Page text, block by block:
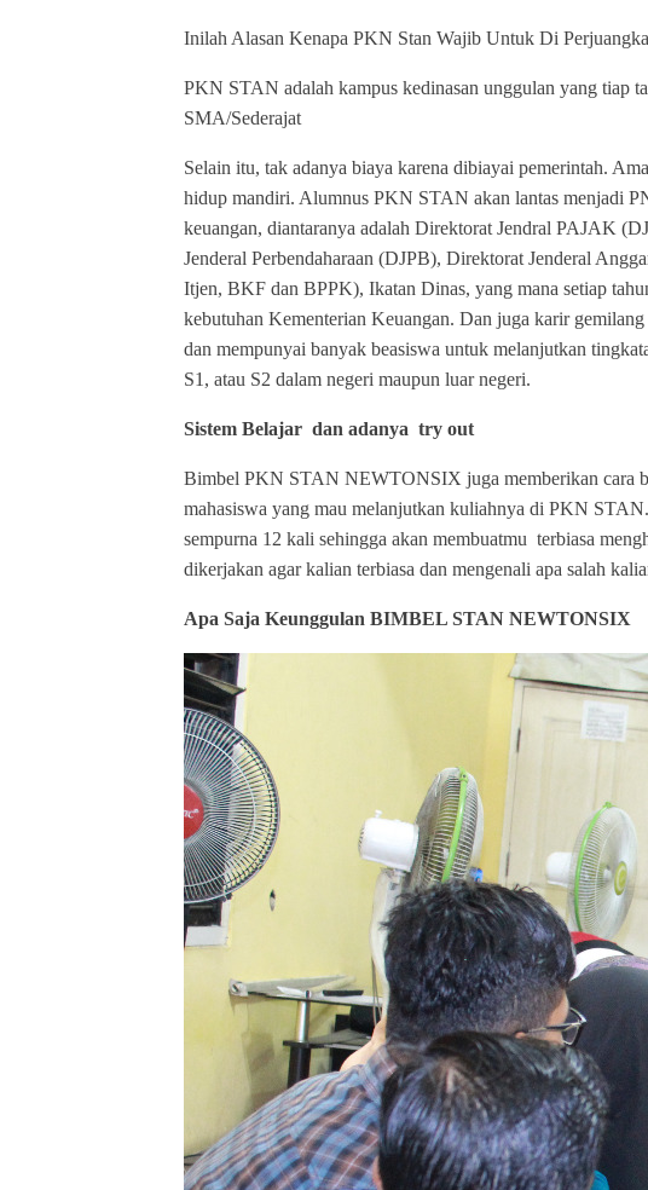
Inilah Alasan Kenapa PKN Stan Wajib Untuk Di
PKN STAN adalah kampus kedinasan unggulan yang tiap
SMA/Sederajat
Selain itu, tak adanya biaya karena dibiayai pemerintah.
hidup mandiri. Alumnus PKN STAN akan lantas menjadi
keuangan, diantaranya adalah Direktorat Jendral PAJAK
Jenderal Perbendaharaan (DJPB), Direktorat Jenderal
Itjen, BKF dan BPPK), Ikatan Dinas, yang mana setiap
kebutuhan Kementerian Keuangan. Dan juga karir
dan mempunyai banyak beasiswa untuk melanjutkan
S1, atau S2 dalam negeri maupun luar negeri.
Sistem Belajar dan adanya try out
Bimbel PKN STAN NEWTONSIX juga memberikan cara
mahasiswa yang mau melanjutkan kuliahnya di PKN
sempurna 12 kali sehingga akan membuatmu terbiasa
dikerjakan agar kalian terbiasa dan mengenali apa salah
Apa Saja Keunggulan BIMBEL STAN NEWTONSIX